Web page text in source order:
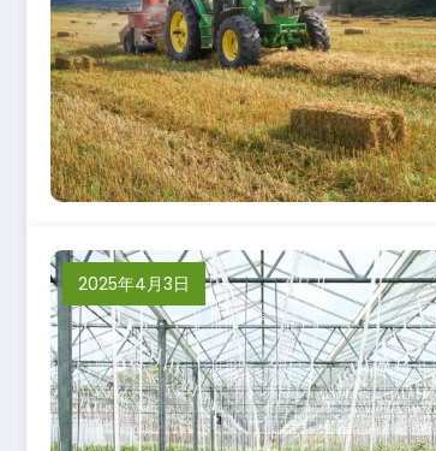
2025年4月3日